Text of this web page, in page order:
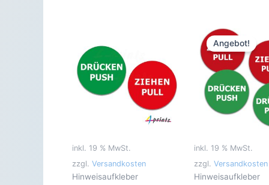
inkl. 19 % MwSt.
zzgl. Versandkosten
Hinweisaufkleber
Angebot!
inkl. 19 % MwSt.
zzgl. Versandkosten
Hinweisaufkleber